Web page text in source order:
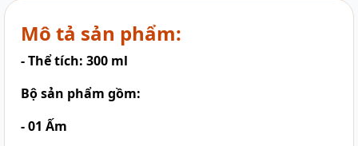
Mô tả sản phẩm:
- Thể tích: 300 ml
Bộ sản phẩm gồm:
- 01 Ấm